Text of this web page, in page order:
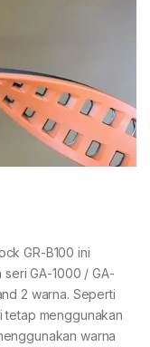
GR-B100 ini
GA-1000 / GA-
2 warna. Seperti
tetap menggunakan
warna